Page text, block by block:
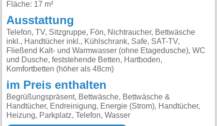
Fläche: 17 m²
Ausstattung
Telefon, TV, Sitzgruppe, Fön, Nichtraucher, Bettwäsche
inkl., Handtücher inkl., Kühlschrank, Safe, SAT-TV,
Fließend Kalt- und Warmwasser (ohne Etagedusche), WC
und Dusche, feststehende Betten, Hartboden,
Komfortbetten (höher als 48cm)
im Preis enthalten
Begrüßungspräsent, Bettwäsche, Bettwäsche &
Handtücher, Endreinigung, Energie (Strom), Handtücher,
Heizung, Parkplatz, Telefon, Wasser